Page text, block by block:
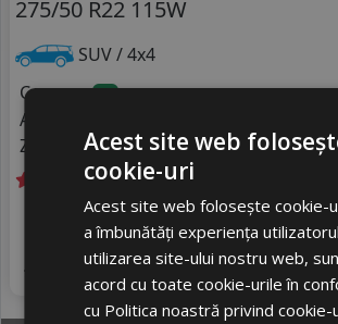
275/50 R22 115W
SUV / 4x4
Consum A
Aderenta
Zgomot B 72 dB
Livrare gratuită *
1992RON
2190 RON
9
In
4
Acest site web
cookie-uri
Acest site web folosește cookie-
a îmbunătăți experiența
utilizarea site-ului nostru web,
acord cu toate cookie-urile în
cu Politica noastră privind